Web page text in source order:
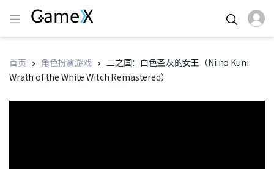
首页 角色扮演游戏
二之国：白色圣灰的女王（Ni no Kuni
Wrath of the White Witch Remastered）